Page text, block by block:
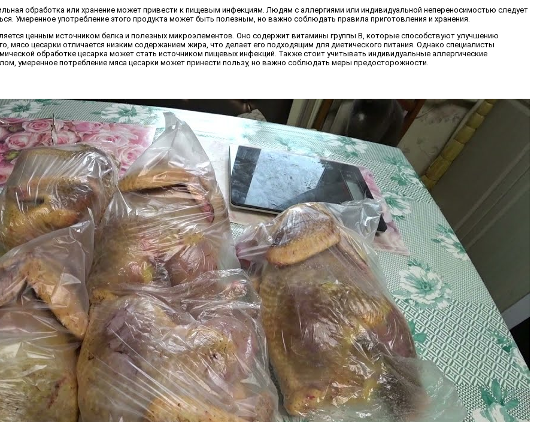
обработка или хранение может привести к пищевым инфекциям. Людям с аллергиями или индивидуальной непереносимостью следует
Умеренное употребление этого продукта может быть полезным, но важно соблюдать правила приготовления и хранения.
ценным источником белка и полезных микроэлементов. Оно содержит витамины группы B, которые способствуют улучшению
цесарки отличается низким содержанием жира, что делает его подходящим для диетического питания. Однако специалисты
обработке цесарка может стать источником пищевых инфекций. Также стоит учитывать индивидуальные аллергические
умеренное потребление мяса цесарки может принести пользу, но важно соблюдать меры предосторожности.